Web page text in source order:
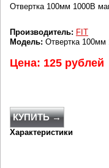
Отвертка 100мм 1000В
Производитель: FIT
Модель: Отвертка 100мм
Цена: 125 рублей
КУПИТЬ →
Характеристики